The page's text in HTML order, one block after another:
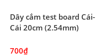
Dây cắm test board Cái-
Cái 20cm (2.54mm)
700₫